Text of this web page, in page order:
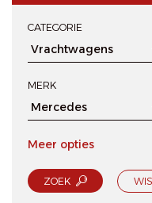
CATEGORIE
MERK
Meer opties
ZOEK